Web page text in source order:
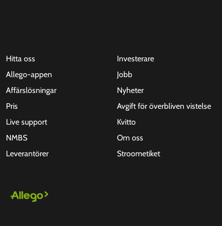
Hitta oss
Allego-appen
Affärslösningar
Pris
Live support
NMBS
Leverantörer
Investerare
Jobb
Nyheter
Avgift för överbliven vistelse
Kvitto
Om oss
Stroometiket